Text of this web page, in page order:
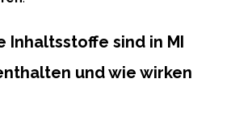
Inhaltsstoffe sind in MI
und wie wirken